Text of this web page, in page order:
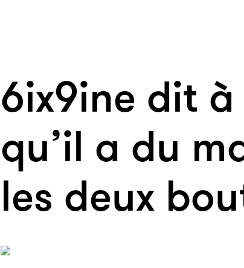
6ix9ine dit
qu’il a du
les deux